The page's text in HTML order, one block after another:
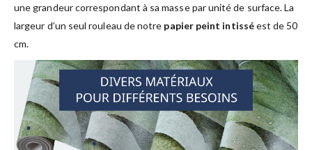
une grandeur correspondant à sa masse par unité de surface. La
largeur d’un seul rouleau de notre papier peint intisséest de 50
cm.